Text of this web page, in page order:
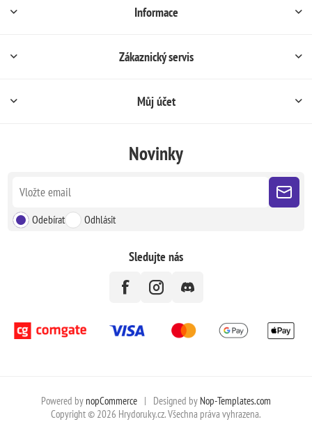
Informace
Zákaznický servis
Můj účet
Novinky
Odebírat Odhlásit
Sledujte nás
Powered by nopCommerce | Designed by Nop-Templates.com
Copyright © 2026 Hrydoruky.cz. Všechna práva vyhrazena.